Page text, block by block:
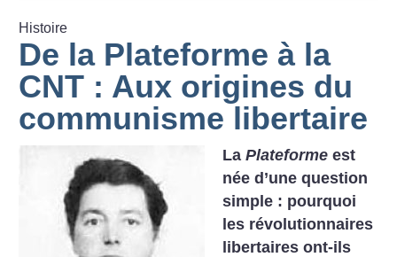
Histoire
De la Plateforme à la
CNT : Aux origines du
communisme libertaire
LaPlateforme est
née d’une question
simple : pourquoi
les révolutionnaires
libertaires ont-ils